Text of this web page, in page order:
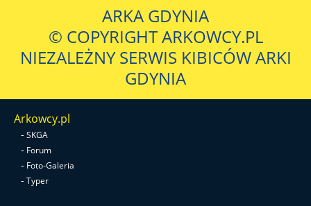
ARKA GDYNIA
© COPYRIGHT ARKOWCY.PL
NIEZALEŻNY SERWIS KIBICÓW ARKI
GDYNIA
Arkowcy.pl
- SKGA
- Forum
- Foto-Galeria
- Typer